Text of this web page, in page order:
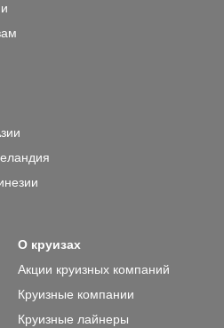
О круизах
Акции круизных компаний
Круизные компании
Круизные лайнеры